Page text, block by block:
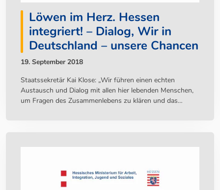
Löwen im Herz. Hessen
integriert! – Dialog, Wir in
Deutschland – unsere Chancen
19. September 2018
Staatssekretär Kai Klose: „Wir führen einen echten
Austausch und Dialog mit allen hier lebenden Menschen,
um Fragen des Zusammenlebens zu klären und das